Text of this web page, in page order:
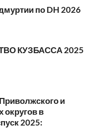
по DH 2026
КУЗБАССА 2025
и
в
2025: